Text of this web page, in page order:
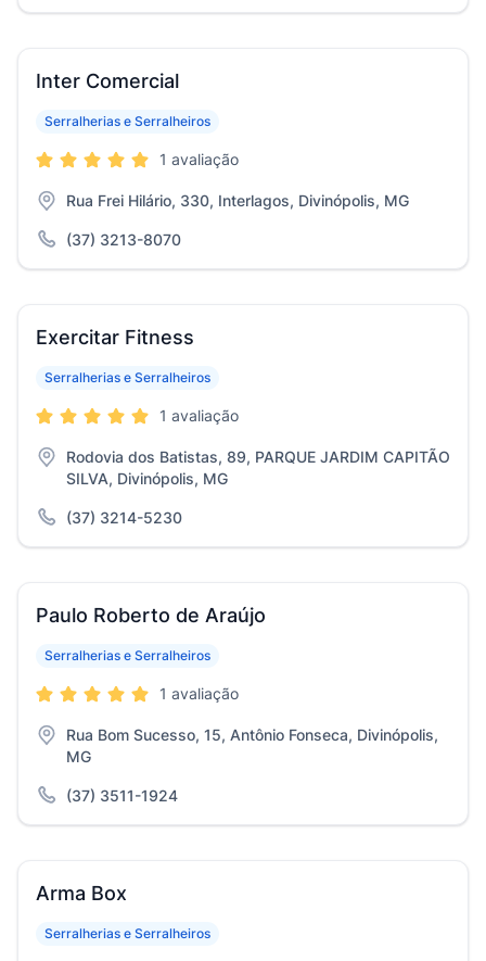
Inter Comercial
Serralherias e Serralheiros
1 avaliação
Rua Frei Hilário, 330, Interlagos, Divinópolis, MG
(37) 3213-8070
Exercitar Fitness
Serralherias e Serralheiros
1 avaliação
Rodovia dos Batistas, 89, PARQUE JARDIM CAPITÃO
SILVA, Divinópolis, MG
(37) 3214-5230
Paulo Roberto de Araújo
Serralherias e Serralheiros
1 avaliação
Rua Bom Sucesso, 15, Antônio Fonseca, Divinópolis,
MG
(37) 3511-1924
Arma Box
Serralherias e Serralheiros